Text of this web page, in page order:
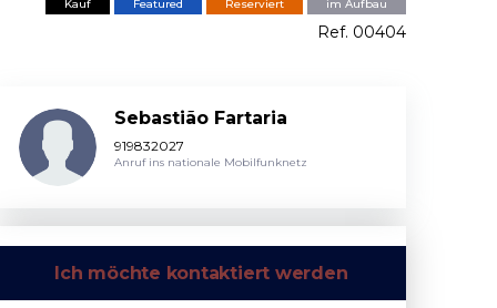
Kauf Featured Reserviert im Aufbau
Ref. 00404
Sebastião Fartaria
919832027
Anruf ins nationale Mobilfunknetz
Ich möchte kontaktiert werden